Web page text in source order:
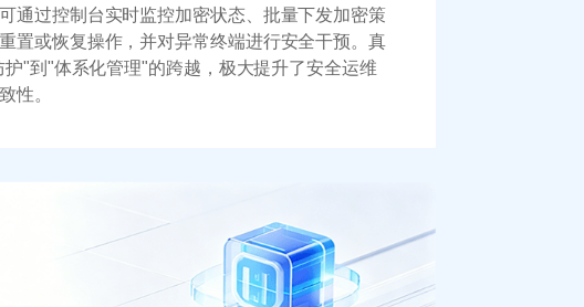
通过控制台实时监控加密状态、批量下发加密策
置或恢复操作，并对异常终端进行安全干预。真
护"到"体系化管理"的跨越，极大提升了安全运维
性。